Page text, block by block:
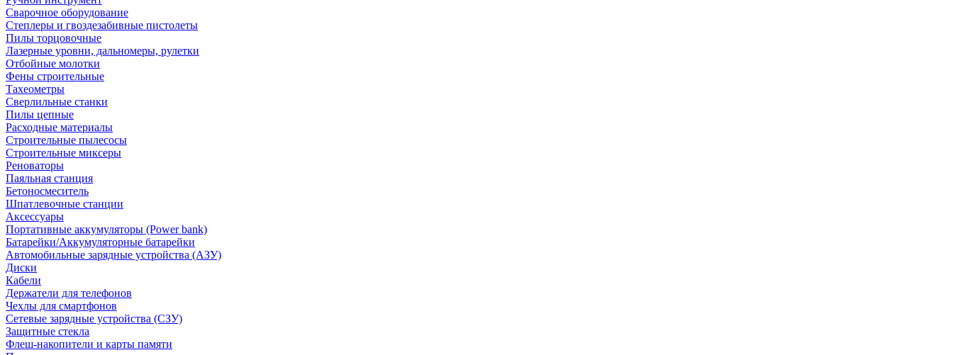
Сварочное оборудование
Степлеры и гвоздезабивные пистолеты
Пилы торцовочные
Лазерные уровни, дальномеры, рулетки
Отбойные молотки
Фены строительные
Тахеометры
Сверлильные станки
Пилы цепные
Расходные материалы
Строительные пылесосы
Строительные миксеры
Реноваторы
Паяльная станция
Бетоносмеситель
Шпатлевочные станции
Аксессуары
Портативные аккумуляторы (Power bank)
Батарейки/Аккумуляторные батарейки
Автомобильные зарядные устройства (АЗУ)
Диски
Кабели
Держатели для телефонов
Чехлы для смартфонов
Сетевые зарядные устройства (СЗУ)
Защитные стекла
Флеш-накопители и карты памяти